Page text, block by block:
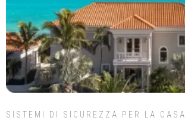
SISTEMI DI SICUREZZA PER LA CASA